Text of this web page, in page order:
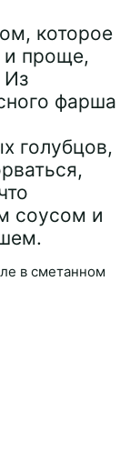
которое
и проще,
Из
фарша
голубцов,
соусом и